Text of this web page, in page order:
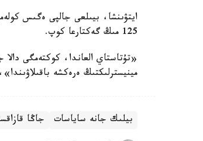
125 مىڭ گەكتارعا كوپ.
«تۇتاستاي العاندا، كوكتەمگى
مينيسترلىكتىڭ ەرەكشە
بيلىك جانە ساياسات جاڭا